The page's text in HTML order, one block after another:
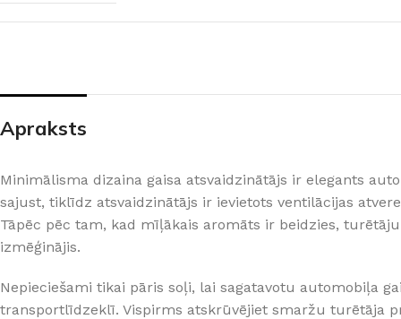
Apraksts
Minimālisma dizaina gaisa atsvaidzinātājs ir elegants
sajust, tiklīdz atsvaidzinātājs ir ievietots ventilācijas
Tāpēc pēc tam, kad mīļākais aromāts ir beidzies,
izmēģinājis.
Nepieciešami tikai pāris soļi, lai sagatavotu automobiļa
transportlīdzeklī. Vispirms atskrūvējiet smaržu turētāja